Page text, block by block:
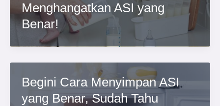
Menghangatkan ASI yang
Benar!
Begini Cara Menyimpan ASI
yang Benar, Sudah Tahu